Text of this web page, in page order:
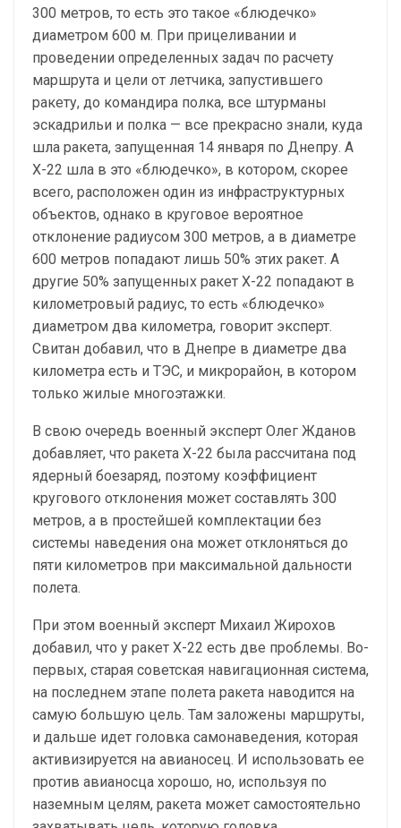
300 метров, то есть это такое «блюдечко»
диаметром 600 м. При прицеливании и
проведении определенных задач по расчету
маршрута и цели от летчика, запустившего
ракету, до командира полка, все штурманы
эскадрильи и полка — все прекрасно знали, куда
шла ракета, запущенная 14 января по Днепру. А
Х-22 шла в это «блюдечко», в котором, скорее
всего, расположен один из инфраструктурных
объектов, однако в круговое вероятное
отклонение радиусом 300 метров, а в диаметре
600 метров попадают лишь 50% этих ракет. А
другие 50% запущенных ракет Х-22 попадают в
километровый радиус, то есть «блюдечко»
диаметром два километра, говорит эксперт.
Свитан добавил, что в Днепре в диаметре два
километра есть и ТЭС, и микрорайон, в котором
только жилые многоэтажки.
В свою очередь военный эксперт Олег Жданов
добавляет, что ракета Х-22 была рассчитана под
ядерный боезаряд, поэтому коэффициент
кругового отклонения может составлять 300
метров, а в простейшей комплектации без
системы наведения она может отклоняться до
пяти километров при максимальной дальности
полета.
При этом военный эксперт Михаил Жирохов
добавил, что у ракет Х-22 есть две проблемы. Во-
первых, старая советская навигационная система,
на последнем этапе полета ракета наводится на
самую большую цель. Там заложены маршруты,
и дальше идет головка самонаведения, которая
активизируется на авианосец. И использовать ее
против авианосца хорошо, но, используя по
наземным целям, ракета может самостоятельно